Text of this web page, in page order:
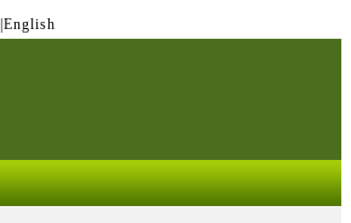
English